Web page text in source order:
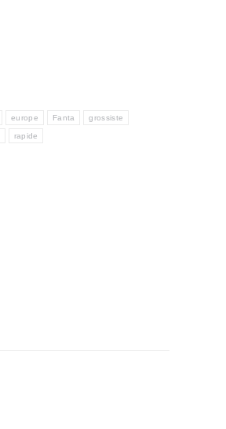
europe Fanta grossiste
rapide